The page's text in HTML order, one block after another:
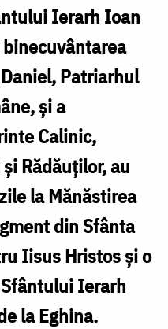
Ierarh Ioan
binecuvântarea
Patriarhul
și a
Calinic,
Rădăuților, au
la Mănăstirea
din Sfânta
Iisus Hristos și o
Ierarh
la Eghina.